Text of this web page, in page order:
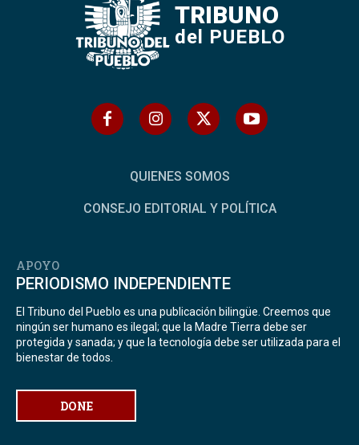
TRIBUNO
del PUEBLO
QUIENES SOMOS
CONSEJO EDITORIAL Y POLÍTICA
APOYO
PERIODISMO INDEPENDIENTE
El Tribuno del Pueblo es una publicación bilingüe. Creemos que
ningún ser humano es ilegal; que la Madre Tierra debe ser
protegida y sanada; y que la tecnología debe ser utilizada para el
bienestar de todos.
DONE